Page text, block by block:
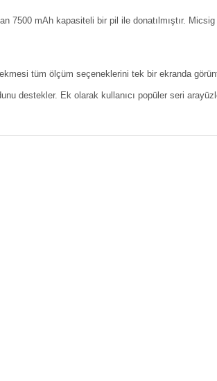
7500 mAh kapasiteli bir pil ile donatılmıştır.
tüm ölçüm seçeneklerini tek bir ekranda
destekler. Ek olarak kullanıcı popüler seri